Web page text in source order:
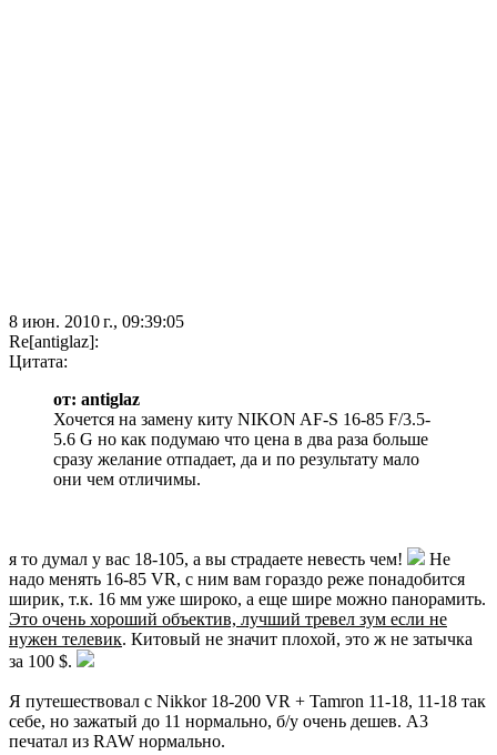
8 июн. 2010 г., 09:39:05
Re[antiglaz]:
Цитата:
от: antiglaz
Хочется на замену киту NIKON AF-S 16-85 F/3.5-
5.6 G но как подумаю что цена в два раза больше
сразу желание отпадает, да и по результату мало
они чем отличимы.
я то думал у вас 18-105, а вы страдаете невесть чем!
Не
надо менять 16-85 VR, с ним вам гораздо реже понадобится
ширик, т.к. 16 мм уже широко, а еще шире можно панорамить.
Это очень хороший объектив, лучший тревел зум если не
нужен телевик. Китовый не значит плохой, это ж не затычка
за 100 $.
Я путешествовал с Nikkor 18-200 VR + Tamron 11-18, 11-18 так
себе, но зажатый до 11 нормально, б/у очень дешев. А3
печатал из RAW нормально.